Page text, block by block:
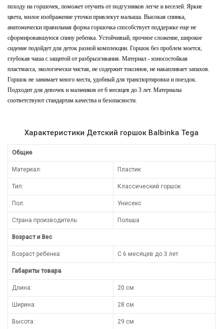
походу на горшочек, поможет отучить от подгузников легче и веселей. Яркие
цвета, милое изображение уточки привлекут малыша. Высокая спинка,
анатомически правильная форма горшочка способствует поддержке еще не
сформировавшуюся спину ребенка. Устойчивый, прочное сложение, широкое
сидение подойдет для деток разной комплекции. Горшок без проблем моется,
глубокая чаша с защитой от разбрызгивания. Материал - износостойкая
пластмасса, экологически чистая, не содержит токсинов, не накапливает запахов.
Горшок не занимает много места, удобный для транспортировки и поездок.
Подходит для девочек и мальчиков от 6 месяцев до 3 лет. Материалы
соответствуют стандартам качества и безопасности.
Характеристики Детский горшок Balbinka Tega
Общие
Материал: Пластик
Тип: Классический горшок
Пол: Унисекс
Страна производитель: Польша
Возраст и Вес
Возраст ребенка: С 6 месяцев до 3 лет
Габариты товара
Длина: 20 см
Ширина: 28 см
Высота: 29 см